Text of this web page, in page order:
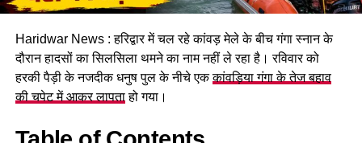
मुख्यमंत्री पुष्कर सिंह धामी ने बालिकाओं के साथ प्रधानमंत्री के मन
की बात के 134 वें संस्करण को सुना..
Haridwar News : हरिद्वार में चल रहे कांवड़ मेले के बीच गंगा स्नान के
दौरान हादसों का सिलसिला थमने का नाम नहीं ले रहा है। रविवार को
हरकी पैड़ी के नजदीक धनुष पुल के नीचे एककांवड़िया गंगा के तेज बहाव
की चपेट में आकर लापताहो गया।